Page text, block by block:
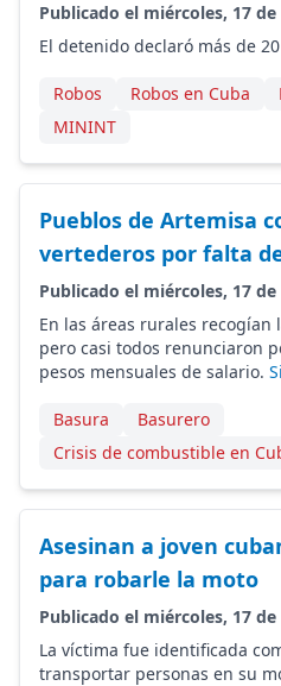
Publicado el miércoles, 17
El detenido declaró más de
Robos Robos en Cuba
MININT
Pueblos de Artemisa
vertederos por falta
Publicado el miércoles, 17
En las áreas rurales recogían
pero casi todos renunciaron
pesos mensuales de salario.
Basura
Basurero
Crisis de combustible en
Asesinan a joven
para robarle la moto
Publicado el miércoles, 17
La víctima fue identificada
transportar personas en su